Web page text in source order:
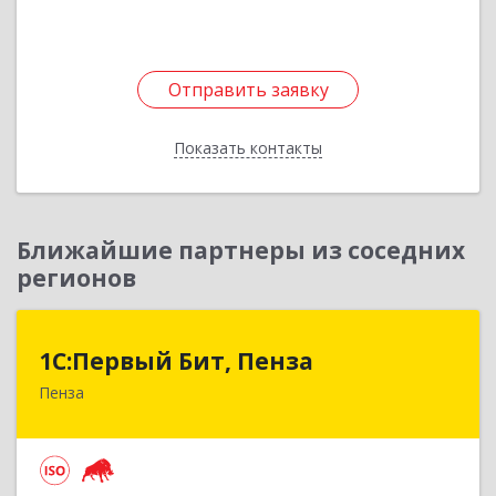
Отправить заявку
Показать контакты
Отправить заявку
Назад
Ближайшие партнеры из соседних
регионов
1С:Первый Бит, Пенза
Пенза440000, Пензенская обл, Пенза г, Московская